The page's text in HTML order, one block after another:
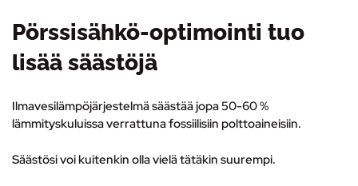
Pörssisähkö-optimointi tuo
lisää säästöjä
Ilmavesilämpöjärjestelmä säästää jopa 50-60 %
lämmityskuluissa verrattuna fossiilisiin polttoaineisiin.
Säästösi voi kuitenkin olla vielä tätäkin suurempi.